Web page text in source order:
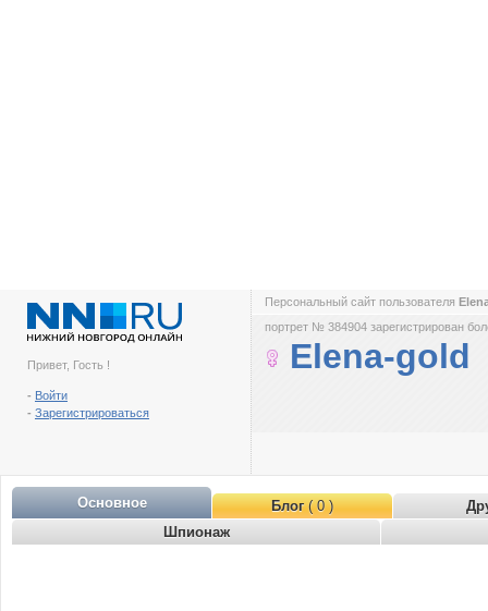
Привет, Гость !
- Войти
- Зарегистрироваться
Персональный сайт пользователя
портрет № 384904 зарегистрирован
Elena-gold
Основное Блог( 0 )
Шпионаж